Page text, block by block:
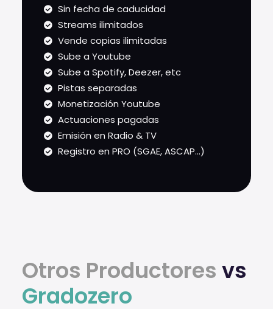
Sin fecha de caducidad
Streams ilimitados
Vende copias ilimitadas
Sube a Youtube
Sube a Spotify, Deezer, etc
Pistas separadas
Monetización Youtube
Actuaciones pagadas
Emisión en Radio & TV
Registro en PRO (SGAE, ASCAP...)
Otros Productores vs
Gradozero